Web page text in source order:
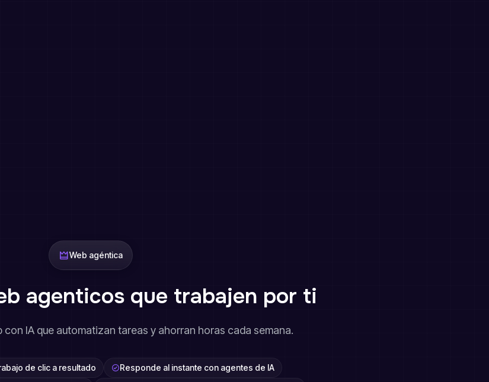
Web agéntica
agenticos que trabajen por ti
IA que automatizan tareas y ahorran horas cada semana.
de clic a resultado
Responde al instante con agentes de IA